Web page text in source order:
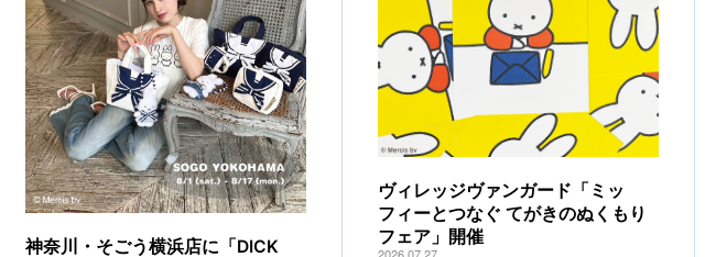
神奈川・そごう横浜店に「DICK
ヴィレッジヴァンガード「ミッ
フィーとつなぐ てがきのぬくもり
フェア」開催